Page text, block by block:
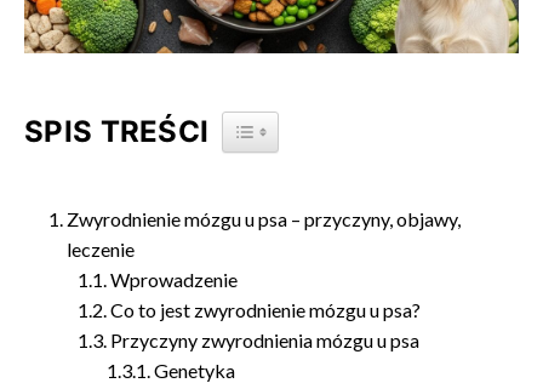
SPIS TREŚCI TOGGLE TABLE OF CONTENT
Zwyrodnienie mózgu u psa – przyczyny, objawy,
leczenie
Wprowadzenie
Co to jest zwyrodnienie mózgu u psa?
Przyczyny zwyrodnienia mózgu u psa
Genetyka